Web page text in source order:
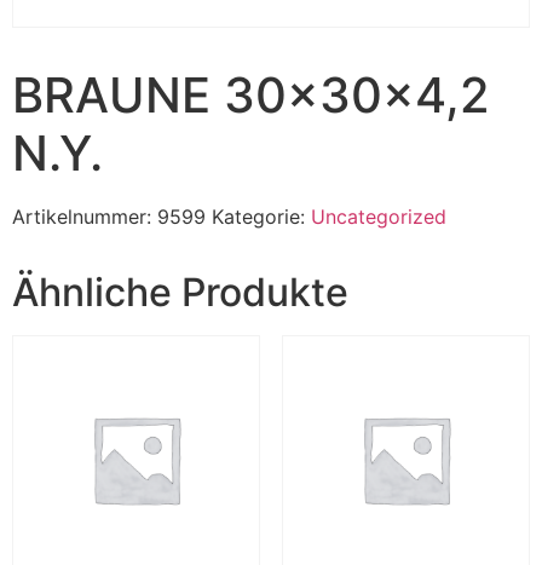
BRAUNE 30x30x4,2
N.Y.
Artikelnummer: 9599 Kategorie: Uncategorized
Ähnliche Produkte